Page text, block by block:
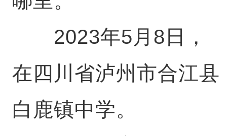
2023年5月8日，
在四川省泸州市合江县
白鹿镇中学。